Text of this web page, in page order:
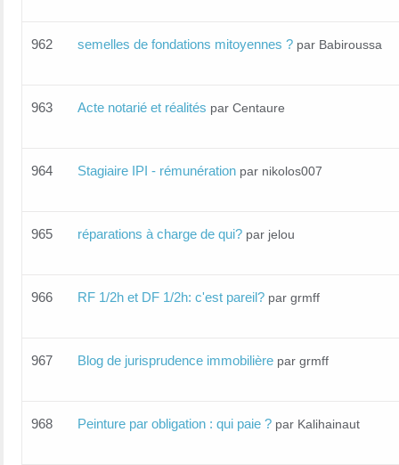
962 semelles de fondations mitoyennes ? par Babiroussa
963 Acte notarié et réalités par Centaure
964 Stagiaire IPI - rémunération par nikolos007
965 réparations à charge de qui? par jelou
966 RF 1/2h et DF 1/2h: c'est pareil? par grmff
967 Blog de jurisprudence immobilière par grmff
968 Peinture par obligation : qui paie ? par Kalihainaut